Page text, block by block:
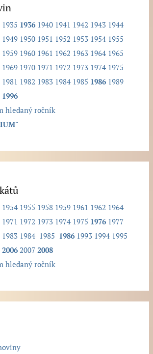
1935 1936 1940 1941 1942 1943 1944
1949 1950 1951 1952 1953 1954 1955
1959 1960 1961 1962 1963 1964 1965
1969 1970 1971 1972 1973 1974 1975
1981 1982 1983 1984 1985 1986 1989
1996
hledaný ročník
1954 1955 1958 1959 1961 1962 1964
1971 1972 1973 1974 1975 1976 1977
1983 1984 1985 1986 1993 1994 1995
2006 2007 2008
hledaný ročník